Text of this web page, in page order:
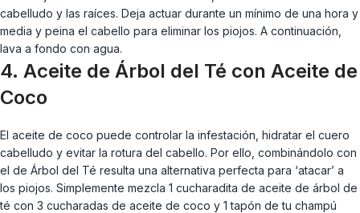
cabelludo y las raíces. Deja actuar durante un mínimo de una hora y
media y peina el cabello para eliminar los piojos. A continuación,
lava a fondo con agua.
4. Aceite de Árbol del Té con Aceite de
Coco
El aceite de coco puede controlar la infestación, hidratar el cuero
cabelludo y evitar la rotura del cabello. Por ello, combinándolo con
el de Árbol del Té resulta una alternativa perfecta para ‘atacar’ a
los piojos. Simplemente mezcla 1 cucharadita de aceite de árbol de
té con 3 cucharadas de aceite de coco y 1 tapón de tu champú